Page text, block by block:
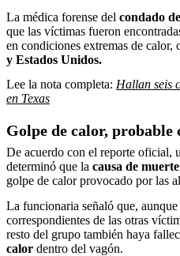
La médica forense del condado
que las víctimas fueron
en condiciones extremas de calor,
y Estados Unidos.
Lee la nota completa: Hallan seis
en Texas
Golpe de calor, probable
De acuerdo con el reporte oficial,
determinó que la causa de
golpe de calor provocado por las
La funcionaria señaló que,
correspondientes de las otras
resto del grupo también haya
calor dentro del vagón.